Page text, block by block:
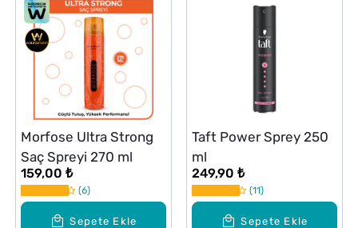
Sepete Ekle
Morfose Ultra Strong
Saç Spreyi 270 ml
159,00 ₺
6
Sepete Ekle
Taft Power Sprey 250
ml
249,90 ₺
11